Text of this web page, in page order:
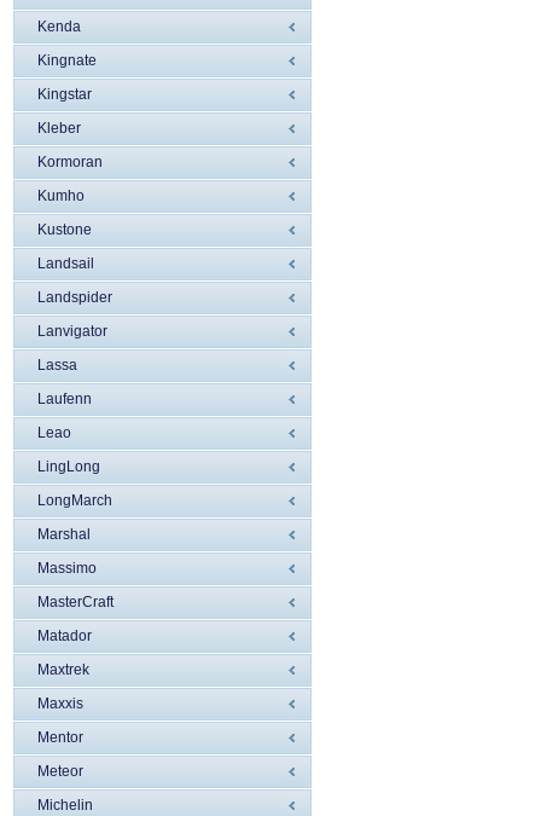
Kenda
Kingnate
Kingstar
Kleber
Kormoran
Kumho
Kustone
Landsail
Landspider
Lanvigator
Lassa
Laufenn
Leao
LingLong
LongMarch
Marshal
Massimo
MasterCraft
Matador
Maxtrek
Maxxis
Mentor
Meteor
Michelin